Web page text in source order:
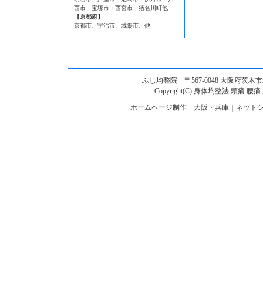
西市・宝塚市・西宮市・猪名川町他
【京都府】
京都市、宇治市、城陽市、他
ふじ均整院 〒567-0048 大阪府茨木
Copyright(C) 身体均整法 頭痛 腰
ホームページ制作 大阪・兵庫｜ネット